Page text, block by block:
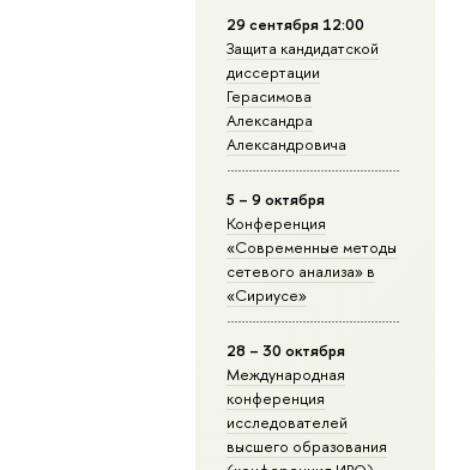
29 сентября 12:00
Защита кандидатской
диссертации
Герасимова
Александра
Александровича
5 – 9 октября
Конференция
«Современные методы
сетевого анализа» в
«Сириусе»
28 – 30 октября
Международная
конференция
исследователей
высшего образования